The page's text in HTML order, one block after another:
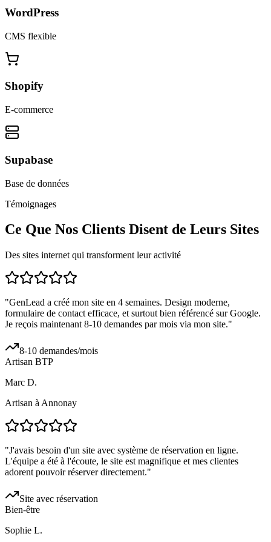
WordPress
CMS flexible
Shopify
E-commerce
Supabase
Base de données
Témoignages
Ce Que Nos Clients Disent de Leurs Sites
Des sites internet qui transforment leur activité
"GenLead a créé mon site en 4 semaines. Design moderne,
formulaire de contact efficace, et surtout bien référencé sur Google.
Je reçois maintenant 8-10 demandes par mois via mon site."
8-10 demandes/mois
Artisan BTP
Marc D.
Artisan à Annonay
"J'avais besoin d'un site avec système de réservation en ligne.
L'équipe a été à l'écoute, le site est magnifique et mes clientes
adorent pouvoir réserver directement."
Site avec réservation
Bien-être
Sophie L.